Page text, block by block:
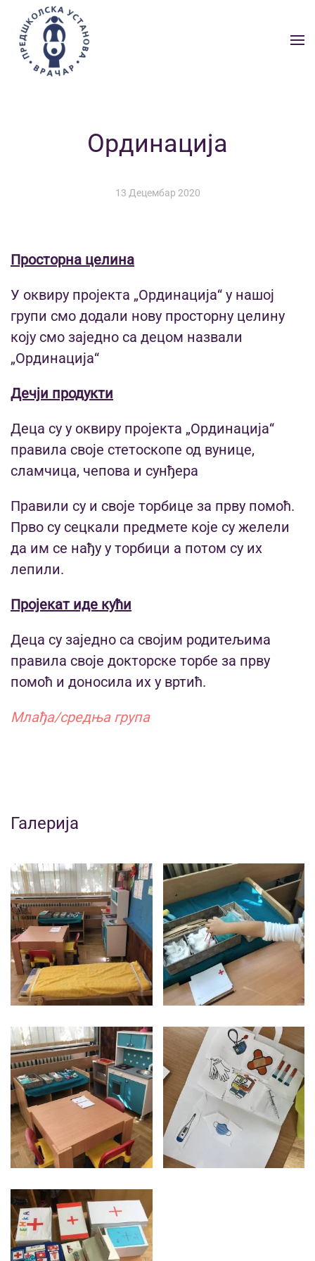
Skip to main content
Ординација
13 Децембар 2020
Просторна целина
У оквиру пројекта „Ординација“ у нашој
групи смо додали нову просторну целину
коју смо заједно са децом назвали
„Ординација“
Дечји продукти
Деца су у оквиру пројекта „Ординација“
правила своје стетоскопе од вунице,
сламчица, чепова и сунђера
Правили су и своје торбице за прву помоћ.
Прво су сецкали предмете које су желели
да им се нађу у торбици а потом су их
лепили.
Пројекат иде кући
Деца су заједно са својим родитељима
правила своје докторске торбе за прву
помоћ и доносила их у вртић.
Млађа/средња група
Галерија